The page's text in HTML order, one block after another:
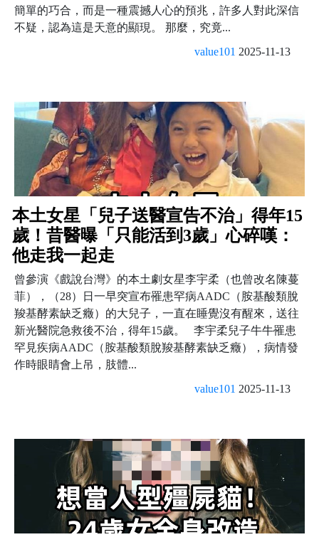
簡單的巧合，而是一種震撼人心的預兆，許多人對此深信
不疑，認為這是天意的顯現。 那麼，究竟...
value101 2025-11-13
本土女星「兒子送醫宣告不治」得年15
歲！昔醫曝「只能活到3歲」心碎嘆：
他走我一起走
曾參演《戲說台灣》的本土劇女星李宇柔（也曾改名陳蔓
菲），（28）日一早突宣布罹患罕病AADC（胺基酸類脫
羧基酵素缺乏癥）的大兒子，一直在睡覺沒有醒來，送往
新光醫院急救後不治，得年15歲。 李宇柔兒子牛牛罹患
罕見疾病AADC（胺基酸類脫羧基酵素缺乏癥），病情發
作時眼睛會上吊，肢體...
value101 2025-11-13